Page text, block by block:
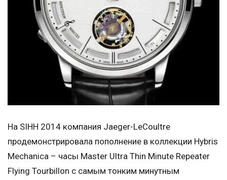
На SIHH 2014 компания Jaeger-LeCoultre
продемонстрировала пополнение в коллекции Hybris
Mechanica – часы Master Ultra Thin Minute Repeater
Flying Tourbillon с самым тонким минутным